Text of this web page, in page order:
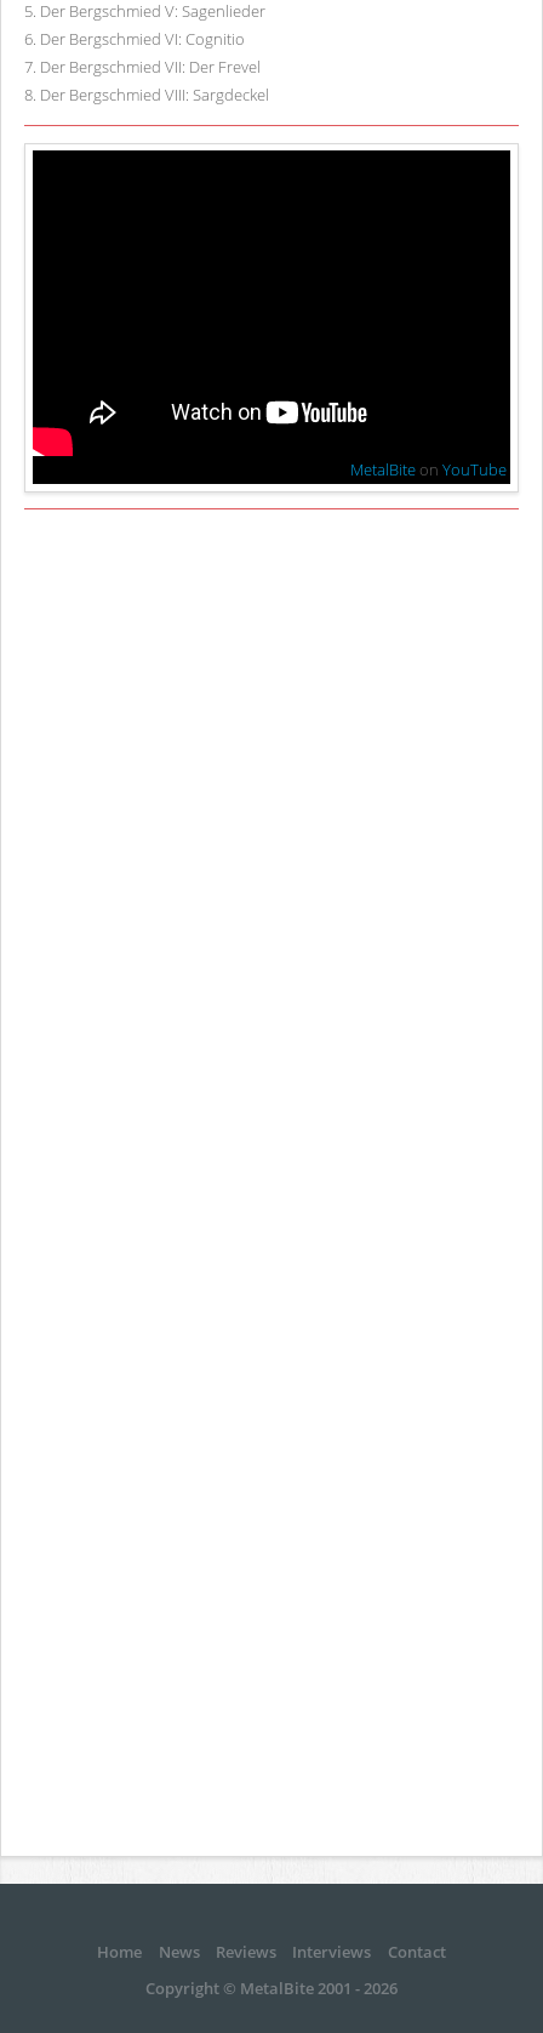
5. Der Bergschmied V: Sagenlieder
6. Der Bergschmied VI: Cognitio
7. Der Bergschmied VII: Der Frevel
8. Der Bergschmied VIII: Sargdeckel
MetalBite onYouTube
Home News Reviews Interviews
Contact
Copyright © MetalBite 2001 - 2026